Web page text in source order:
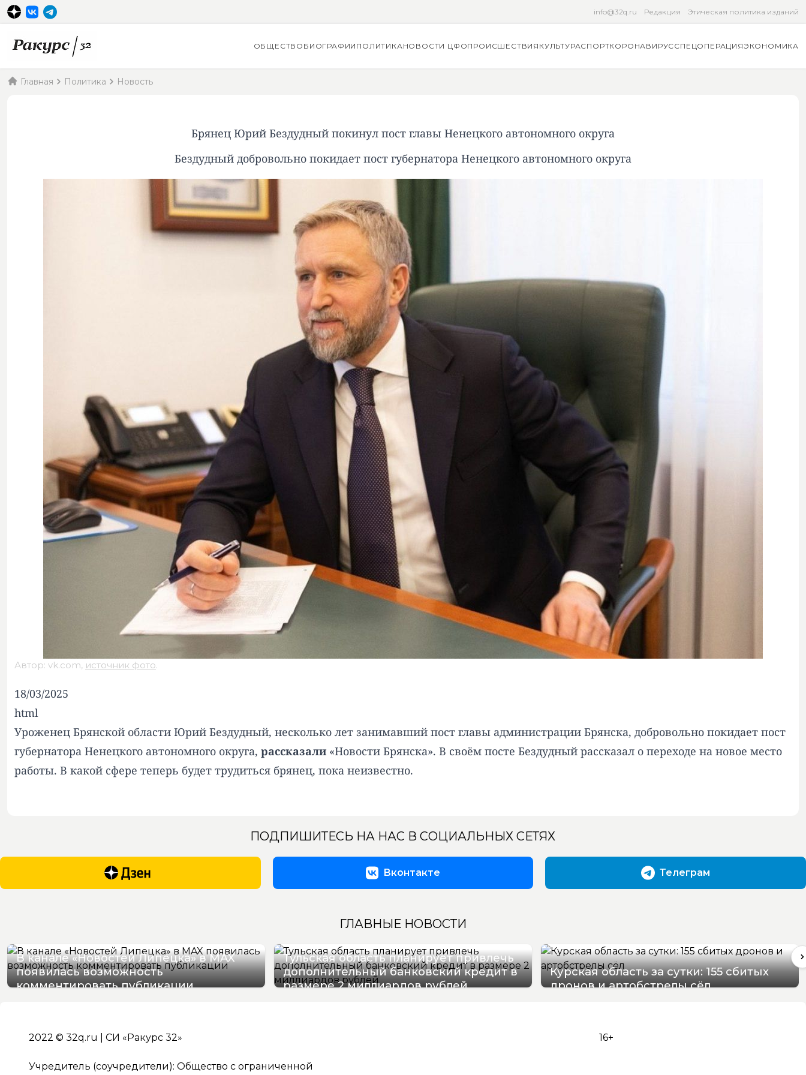
info@32q.ru Редакция Этическая политика изданий
ОБЩЕСТВО БИОГРАФИИ ПОЛИТИКАНОВОСТИ ЦФОПРОИСШЕСТВИЯ КУЛЬТУРАСПОРТКОРОНАВИРУССПЕЦОПЕРАЦИЯЭКОНОМИКА
Главная Политика Новость
Брянец Юрий Бездудный покинул пост главы Ненецкого автономного округа
Бездудный добровольно покидает пост губернатора Ненецкого автономного округа
Автор: vk.com, источник фото.
18/03/2025
html
Уроженец Брянской области Юрий Бездудный, несколько лет занимавший пост главы администрации Брянска, добровольно покидает пост
губернатора Ненецкого автономного округа, рассказали«Новости Брянска». В своём посте Бездудный рассказал о переходе на новое место
работы. В какой сфере теперь будет трудиться брянец, пока неизвестно.
ПОДПИШИТЕСЬ НА НАС В СОЦИАЛЬНЫХ СЕТЯХ
Вконтакте Телеграм
ГЛАВНЫЕ НОВОСТИ
В канале «Новостей Липецка» в MAX
появилась возможность
комментировать публикации
Тульская область планирует привлечь
дополнительный банковский кредит в
размере 2 миллиардов рублей
Курская область за сутки: 155 сбитых
дронов и артобстрелы сёл
2022 © 32q.ru | СИ «Ракурс 32»
Учредитель (соучредители): Общество с ограниченной
16+